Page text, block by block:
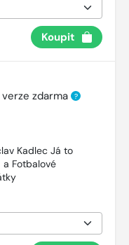
Koupit
zdarma ?
Kadlec Já to
a Fotbalové